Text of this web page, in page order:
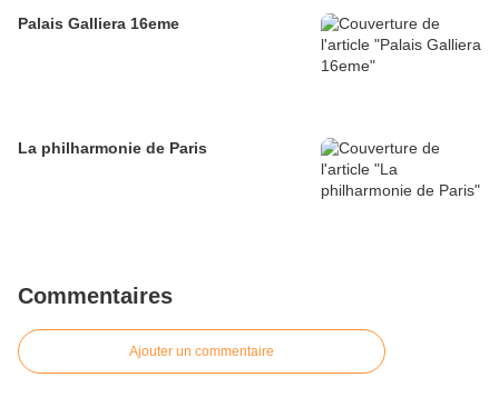
Palais Galliera 16eme
La philharmonie de Paris
Commentaires
Ajouter un commentaire